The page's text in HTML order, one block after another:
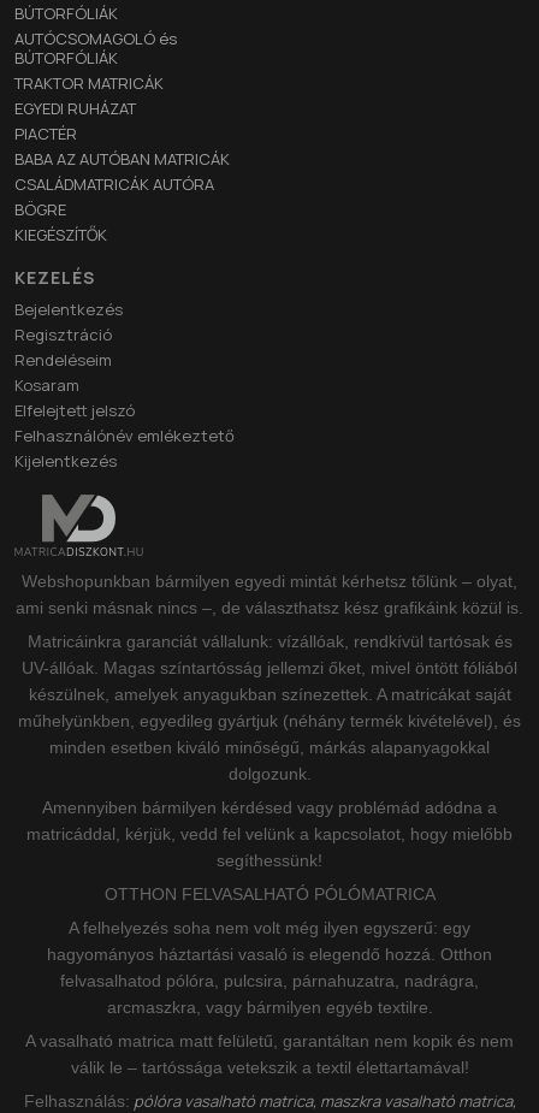
BÚTORFÓLIÁK
AUTÓCSOMAGOLÓ és
BÚTORFÓLIÁK
TRAKTOR MATRICÁK
EGYEDI RUHÁZAT
PIACTÉR
BABA AZ AUTÓBAN MATRICÁK
CSALÁDMATRICÁK AUTÓRA
BÖGRE
KIEGÉSZÍTŐK
KEZELÉS
Bejelentkezés
Regisztráció
Rendeléseim
Kosaram
Elfelejtett jelszó
Felhasználónév emlékeztető
Kijelentkezés
Webshopunkban bármilyen egyedi mintát kérhetsz tőlünk – olyat,
ami senki másnak nincs –, de választhatsz kész grafikáink közül is.
Matricáinkra garanciát vállalunk: vízállóak, rendkívül tartósak és
UV-állóak. Magas színtartósság jellemzi őket, mivel öntött fóliából
készülnek, amelyek anyagukban színezettek. A matricákat saját
műhelyünkben, egyedileg gyártjuk (néhány termék kivételével), és
minden esetben kiváló minőségű, márkás alapanyagokkal
dolgozunk.
Amennyiben bármilyen kérdésed vagy problémád adódna a
matricáddal, kérjük, vedd fel velünk a kapcsolatot, hogy mielőbb
segíthessünk!
OTTHON FELVASALHATÓ PÓLÓMATRICA
A felhelyezés soha nem volt még ilyen egyszerű: egy
hagyományos háztartási vasaló is elegendő hozzá. Otthon
felvasalhatod pólóra, pulcsira, párnahuzatra, nadrágra,
arcmaszkra, vagy bármilyen egyéb textilre.
A vasalható matrica matt felületű, garantáltan nem kopik és nem
válik le – tartóssága vetekszik a textil élettartamával!
Felhasználás: pólóra vasalható matrica, maszkra vasalható matrica,